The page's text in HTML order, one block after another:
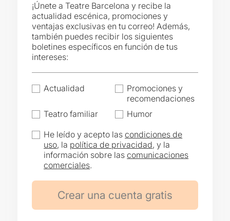
¡Únete a Teatre Barcelona y recibe la
actualidad escénica, promociones y
ventajas exclusivas en tu correo! Además,
también puedes recibir los siguientes
boletines específicos en función de tus
intereses:
Actualidad
Promociones y
recomendaciones
Teatro familiar
Humor
He leído y acepto lascondiciones de
uso, la política de privacidad, y la
información sobre lascomunicaciones
comerciales.